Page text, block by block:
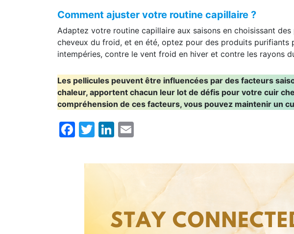
Comment ajuster votre routine capillaire ?
Adaptez votre routine capillaire aux saisons en choisissant
cheveux du froid, et en été, optez pour des produits purifiants
intempéries, contre le vent froid en hiver et contre les rayons
Les pellicules peuvent être influencées par des facteurs
chaleur, apportent chacun leur lot de défis pour votre cuir
compréhension de ces facteurs, vous pouvez maintenir un
Facebook
TwitterLinkedIn